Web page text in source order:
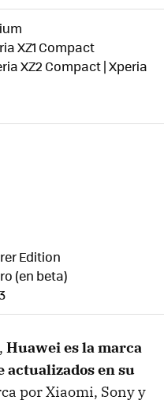
XZ1 Compact
XZ2 Compact | Xperia
Edition
(en beta)
Huawei es la marca
actualizados en su
por Xiaomi, Sony y